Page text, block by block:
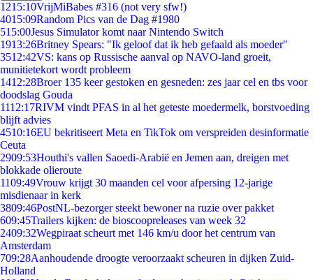
1215:10VrijMiBabes #316 (not very sfw!)
4015:09Random Pics van de Dag #1980
515:00Jesus Simulator komt naar Nintendo Switch
1913:26Britney Spears: "Ik geloof dat ik heb gefaald als moeder"
3512:42VS: kans op Russische aanval op NAVO-land groeit,
munitietekort wordt probleem
1412:28Broer 135 keer gestoken en gesneden: zes jaar cel en tbs voor
doodslag Gouda
1112:17RIVM vindt PFAS in al het geteste moedermelk, borstvoeding
blijft advies
4510:16EU bekritiseert Meta en TikTok om verspreiden desinformatie
Ceuta
2909:53Houthi's vallen Saoedi-Arabië en Jemen aan, dreigen met
blokkade olieroute
1109:49Vrouw krijgt 30 maanden cel voor afpersing 12-jarige
misdienaar in kerk
3809:46PostNL-bezorger steekt bewoner na ruzie over pakket
609:45Trailers kijken: de bioscoopreleases van week 32
2409:32Wegpiraat scheurt met 146 km/u door het centrum van
Amsterdam
709:28Aanhoudende droogte veroorzaakt scheuren in dijken Zuid-
Holland